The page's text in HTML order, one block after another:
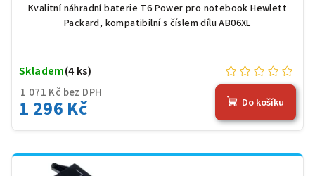
Kvalitní náhradní baterie T6 Power pro notebook Hewlett
Packard, kompatibilní s číslem dílu AB06XL
1 071 Kč bez DPH
1 296 Kč
Skladem(4 ks)
Do košíku